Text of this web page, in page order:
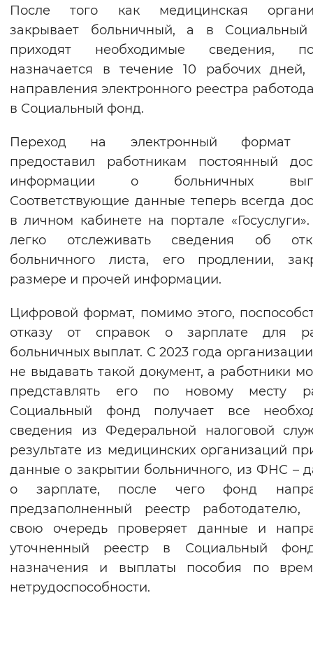
Вернуть стандартные настройки
После того как медицинская
закрывает больничный, а в
приходят необходимые сведения,
назначается в течение 10 рабочих дней,
направления электронного реестра
в Социальный фонд.
Переход на электронный формат
предоставил работникам постоянный
информации о больничных
Соответствующие данные теперь всегда
в личном кабинете на портале
легко отслеживать сведения об
больничного листа, его продлении,
размере и прочей информации.
Цифровой формат, помимо этого,
отказу от справок о зарплате для
больничных выплат. С 2023 года
не выдавать такой документ, а работники
представлять его по новому месту
Социальный фонд получает все
сведения из Федеральной налоговой
результате из медицинских организаций
данные о закрытии больничного, из ФНС –
о зарплате, после чего фонд
предзаполненный реестр
свою очередь проверяет данные и
уточненный реестр в Социальный
назначения и выплаты пособия по
нетрудоспособности.